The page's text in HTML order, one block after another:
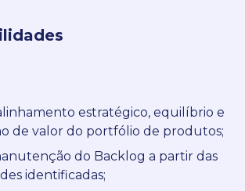
estratégico, equilíbrio e
de valor do portfólio de produtos;
do Backlog a partir das
identificadas;